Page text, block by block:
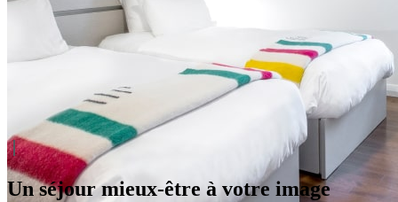
Un séjour mieux-être à votre image